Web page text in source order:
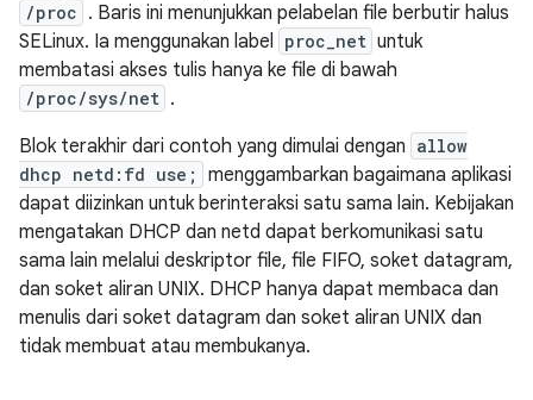
/proc . Baris ini menunjukkan pelabelan file berbutir halus
SELinux. Ia menggunakan label proc_net untuk
membatasi akses tulis hanya ke file di bawah
/proc/sys/net .
Blok terakhir dari contoh yang dimulai dengan allow
dhcp netd:fd use;
menggambarkan bagaimana aplikasi
dapat diizinkan untuk berinteraksi satu sama lain. Kebijakan
mengatakan DHCP dan netd dapat berkomunikasi satu
sama lain melalui deskriptor file, file FIFO, soket datagram,
dan soket aliran UNIX. DHCP hanya dapat membaca dan
menulis dari soket datagram dan soket aliran UNIX dan
tidak membuat atau membukanya.